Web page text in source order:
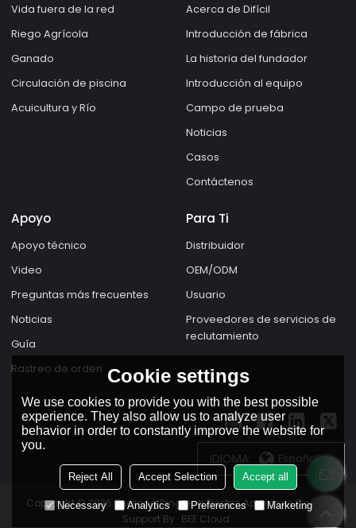
Vida fuera de la red
Riego Agrícola
Ganado
Circulación de piscina
Acuicultura y Río
Acerca de Difícil
Introducción de fábrica
La historia del fundador
Introducción al equipo
Campo de prueba
Noticias
Casos
Contáctenos
Apoyo
Apoyo técnico
Video
Preguntas más frecuentes
Noticias
Guía
Rastreo de orden
Para Ti
Distribuidor
OEM/ODM
Usuario
Proveedores de servicios de
reclutamiento
IDIOMA: Español
Copyright © 2026 Zhejiang Dingfeng Electric Appliance Co.,Ltd.
Support By BEE Cloud
Cookie settings
We use cookies to provide you with the best possible
experience. They also allow us to analyze user
behavior in order to constantly improve the website for
you.
Reject All Accept Selection Accept all
Necessary Analytics Preferences Marketing